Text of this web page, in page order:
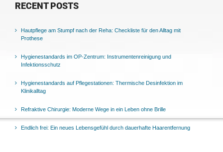
RECENT POSTS
Hautpflege am Stumpf nach der Reha: Checkliste für den Alltag mit
Prothese
Hygienestandards im OP-Zentrum: Instrumentenreinigung und
Infektionsschutz
Hygienestandards auf Pflegestationen: Thermische Desinfektion im
Klinikalltag
Refraktive Chirurgie: Moderne Wege in ein Leben ohne Brille
Endlich frei: Ein neues Lebensgefühl durch dauerhafte Haarentfernung